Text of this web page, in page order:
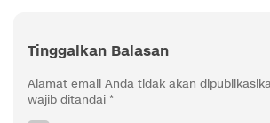
Tinggalkan Balasan
Alamat email Anda tidak akan
wajib ditandai *